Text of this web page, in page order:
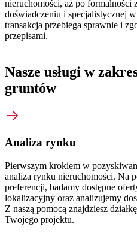
nieruchomości, aż po formalności
doświadczeniu i specjalistycznej
transakcja przebiega sprawnie i
przepisami.
Nasze usługi w
gruntów
Analiza rynku
Pierwszym krokiem w
analiza rynku nieruchomości. Na
preferencji, badamy dostępne
lokalizacyjny oraz analizujemy
Z naszą pomocą znajdziesz
Twojego projektu.